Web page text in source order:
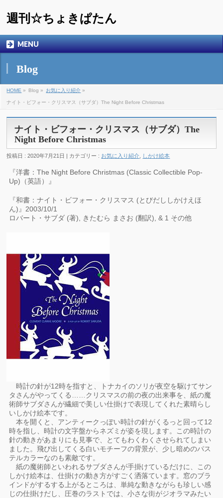
週刊☆ちょきぱたん
MENU
Blog
HOME » Blog » お気に入り紹介 »
ナイト・ビフォー・クリスマス（サブダ）The Night Before Christmas
ナイト・ビフォー・クリスマス（サブダ）The
Night Before Christmas
投稿日 : 2020年7月21日 | カテゴリー : お気に入り紹介 しかけ絵本
『洋書：The Night Before Christmas (Classic Collectible Pop-
Up)（英語）』
『和書：ナイト・ビフォー・クリスマス (とびだししかけえほ
ん)』2003/10/1
ロバート・サブダ (著), きたむら まさお (翻訳), & 1 その他
時計の針が12時を指すと、トナカイのソリが夜空を駆けてサン
タさんがやってくる……クリスマスの前の夜の出来事を、紙の魔
術師サブダさんが繊細で美しい仕掛けで表現してくれた素晴らし
いしかけ絵本です。
本を開くと、アンティークっぽい時計の針がくるっと回って12
時を指し、時計の文字盤からネズミが姿を現します。この時計の
針の動きがあまりにも見事で、とてもわくわくさせられてしまい
ました。飛び出してくる白いモチーフの背景が、少し暗めのパス
テルカラーなのも素敵です。
紙の魔術師といわれるサブダさんが手掛けているだけに、この
しかけ絵本は、仕掛けの動き方がすごく洒落ています。窓のブラ
インドがするする上がるところは、単純な動きながらも珍しい感
じの仕掛けだし、圧巻のラストでは、小さな街がジオラマみたい